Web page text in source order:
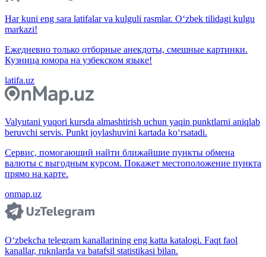
Har kuni eng sara latifalar va kulguli rasmlar. O‘zbek tilidagi kulgu
markazi!
Ежедневно только отборные анекдоты, смешные картинки.
Кузница юмора на узбекском языке!
latifa.uz
Valyutani yuqori kursda almashtirish uchun yaqin punktlarni aniqlab
beruvchi servis. Punkt joylashuvini kartada ko‘rsatadi.
Сервис, помогающий найти ближайшие пункты обмена
валюты с выгодным курсом. Покажет местоположение пункта
прямо на карте.
onmap.uz
O‘zbekcha telegram kanallarining eng katta katalogi. Faqt faol
kanallar, ruknlarda va batafsil statistikasi bilan.